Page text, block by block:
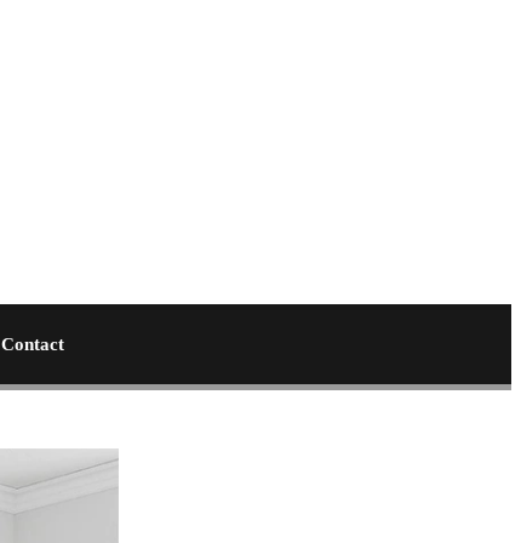
Contact